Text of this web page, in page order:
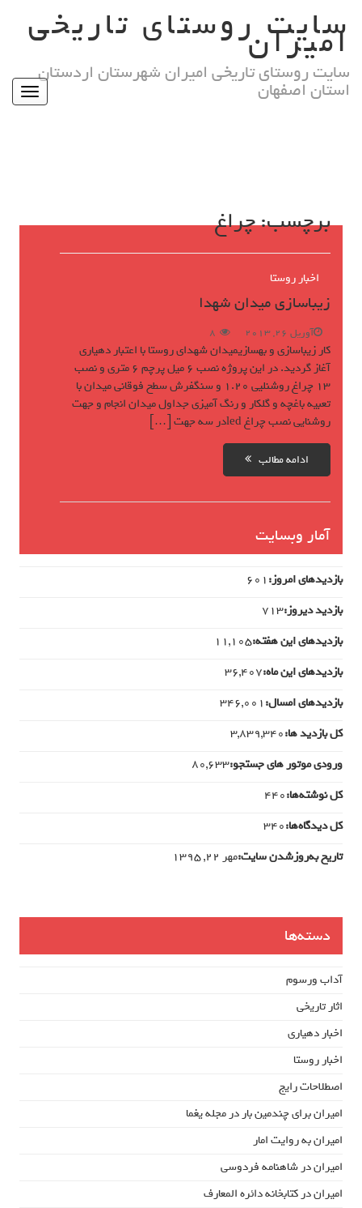
contentسایت روستای تاریخی
امیران
سایت روستای تاریخی امیران شهرستان اردستان
استان اصفهان Toggle
برچسب:چراغ
زیباسازی میدان شهدا
اخبار روستا
آوریل 26, 2013 8
کار زیباسازی و بهسازیمیدان شهدای روستا با اعتبار دهیاری
آغاز گردید. در این پروژه نصب 6 میل پرچم 6 متری و نصب
13 چراغ روشنلیی 1.20 و سنگفرش سطح فوقانی میدان با
تعبیه باغچه و گلکار و رنگ آمیزی جداول میدان انجام و جهت
روشنایی نصب چراغ ledدر سه جهت […]
ادامه مطالب
آمار وبسایت
بازدیدهای امروز:601
بازدید دیروز:713
بازدیدهای این هفته:11,105
بازدیدهای این ماه:36,407
بازدیدهای امسال:346,001
کل بازدید ها:3,839,340
ورودی‌ موتور های جستجو:80,633
کل نوشته‌ها:440
کل دیدگاه‌ها:340
تاریخ به‌روزشدن سایت:مهر ۲۲, ۱۳۹۵
دسته‌ها
آداب ورسوم
اثار تاریخی
اخبار دهیاری
اخبار روستا
اصطلاحات رایج
امیران برای چندمین بار در مجله یغما
امیران به روایت امار
امیران در شاهنامه فردوسی
امیران در کتابخانه دائره المعارف